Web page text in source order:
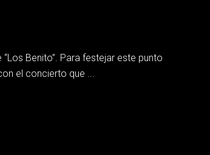
Benito”. Para festejar este punto
el concierto que ...